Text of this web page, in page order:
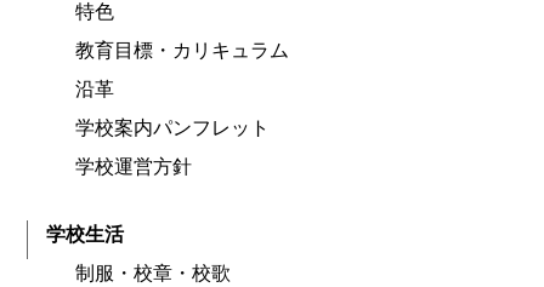
特色
教育目標・カリキュラム
沿革
学校案内パンフレット
学校運営方針
学校生活
制服・校章・校歌